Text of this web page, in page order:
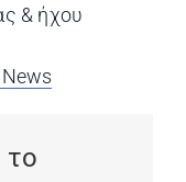
& ήχου
το